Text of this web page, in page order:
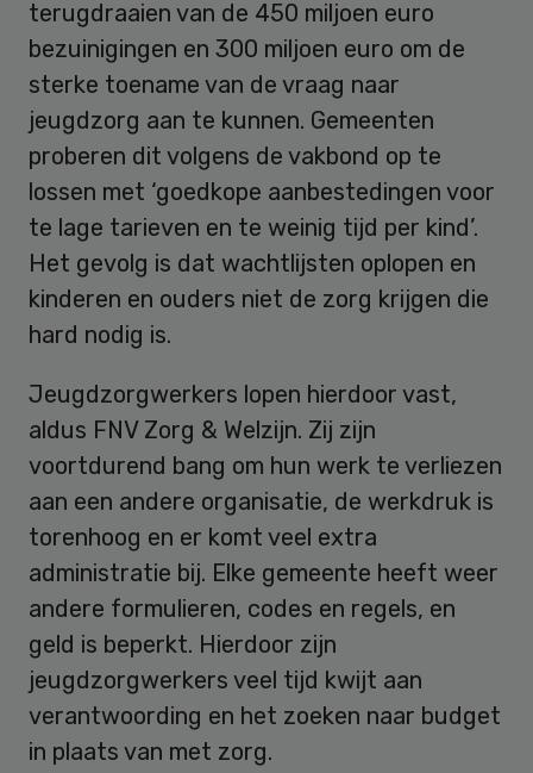
terugdraaien van de 450 miljoen euro
bezuinigingen en 300 miljoen euro om de
sterke toename van de vraag naar
jeugdzorg aan te kunnen. Gemeenten
proberen dit volgens de vakbond op te
lossen met ‘goedkope aanbestedingen voor
te lage tarieven en te weinig tijd per kind’.
Het gevolg is dat wachtlijsten oplopen en
kinderen en ouders niet de zorg krijgen die
hard nodig is.
Jeugdzorgwerkers lopen hierdoor vast,
aldus FNV Zorg & Welzijn. Zij zijn
voortdurend bang om hun werk te verliezen
aan een andere organisatie, de werkdruk is
torenhoog en er komt veel extra
administratie bij. Elke gemeente heeft weer
andere formulieren, codes en regels, en
geld is beperkt. Hierdoor zijn
jeugdzorgwerkers veel tijd kwijt aan
verantwoording en het zoeken naar budget
in plaats van met zorg.